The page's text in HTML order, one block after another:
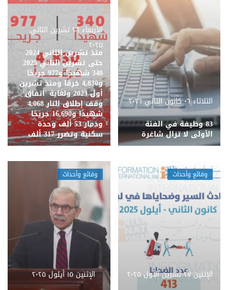
الثلاثاء ٠٦ كانون الثاني ٢٠٢٦
83 وظيفة في الفئة
الأولى لا تزال شاغرة
الأربعاء ٢٦ تشرين الثاني
٢٠٢٥
منذ تشرين الثاني 2024
حتى تشرين الثاني 2025
340 شهيدًا و977 جريحًا
و4,830 خرقًا ومنذ تشرين
أول 2023 ولغاية 'اتفاق'
وقف إطلاق النار 4,068
شهيدًا و16,690 جريحًا
ودمار 53 ألف وحدة
سكنية وتضرر 317 ألف
وقائع وأحداث
الإثنين ٢٧ تشرين الأول ٢٠٢٥
وقائع وأحداث
الإثنين ١٥ أيلول ٢٠٢٥